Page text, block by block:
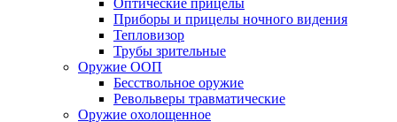
Оптические прицелы
Приборы и прицелы ночного видения
Тепловизор
Трубы зрительные
Оружие ООП
Бесствольное оружие
Револьверы травматические
Оружие охолощенное